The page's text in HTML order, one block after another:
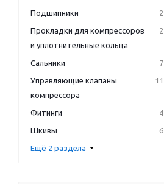
Подшипники 2
Прокладки для компрессоров
и уплотнительные кольца
2
Сальники 7
Управляющие клапаны
компрессора
11
Фитинги 4
Шкивы 6
Ещё 2 раздела